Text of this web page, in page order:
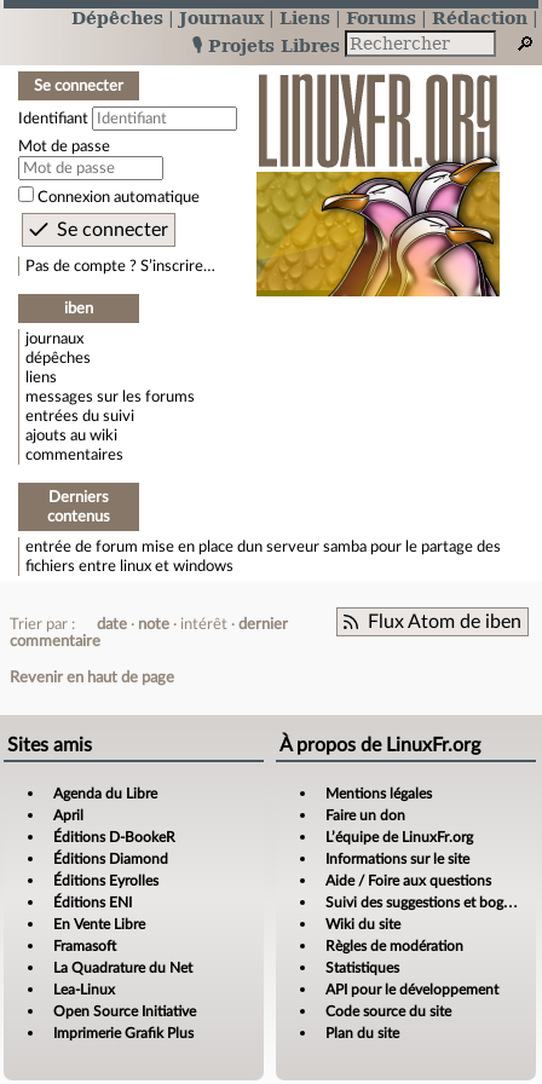
Dépêches Journaux Liens Forums
Rédaction
🎙️ Projets Libres
Se connecter
Identifiant
Mot de passe
Connexion automatique
Pas de compte ? S’inscrire…
iben
journaux
dépêches
liens
messages sur les forums
entrées du suivi
ajouts au wiki
commentaires
Derniers
contenus
entrée de forum mise en place dun serveur samba pour le partage des
fichiers entre linux et windows
Flux Atom de iben
Trier par : date note intérêt
dernier
commentaire
Revenir en haut de page
Sites amis
Agenda du Libre
April
Éditions D-BookeR
Éditions Diamond
Éditions Eyrolles
Éditions ENI
En Vente Libre
Framasoft
La Quadrature du Net
Lea-Linux
Open Source Initiative
Imprimerie Grafik Plus
À propos de LinuxFr.org
Mentions légales
Faire un don
L’équipe de LinuxFr.org
Informations sur le site
Aide / Foire aux questions
Suivi des suggestions et bogues
Wiki du site
Règles de modération
Statistiques
API pour le développement
Code source du site
Plan du site